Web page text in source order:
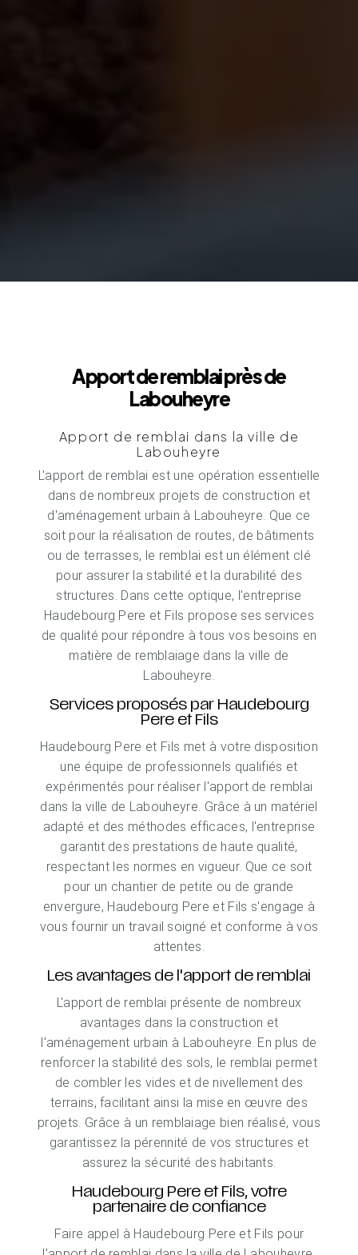
Apport de remblai près de
Labouheyre
Apport de remblai dans la ville de
Labouheyre
L'apport de remblai est une opération essentielle
dans de nombreux projets de construction et
d'aménagement urbain à Labouheyre. Que ce
soit pour la réalisation de routes, de bâtiments
ou de terrasses, le remblai est un élément clé
pour assurer la stabilité et la durabilité des
structures. Dans cette optique, l'entreprise
Haudebourg Pere et Fils propose ses services
de qualité pour répondre à tous vos besoins en
matière de remblaiage dans la ville de
Labouheyre.
Services proposés par Haudebourg
Pere et Fils
Haudebourg Pere et Fils met à votre disposition
une équipe de professionnels qualifiés et
expérimentés pour réaliser l'apport de remblai
dans la ville de Labouheyre. Grâce à un matériel
adapté et des méthodes efficaces, l'entreprise
garantit des prestations de haute qualité,
respectant les normes en vigueur. Que ce soit
pour un chantier de petite ou de grande
envergure, Haudebourg Pere et Fils s'engage à
vous fournir un travail soigné et conforme à vos
attentes.
Les avantages de l'apport de remblai
L'apport de remblai présente de nombreux
avantages dans la construction et
l'aménagement urbain à Labouheyre. En plus de
renforcer la stabilité des sols, le remblai permet
de combler les vides et de nivellement des
terrains, facilitant ainsi la mise en œuvre des
projets. Grâce à un remblaiage bien réalisé, vous
garantissez la pérennité de vos structures et
assurez la sécurité des habitants.
Haudebourg Pere et Fils, votre
partenaire de confiance
Faire appel à Haudebourg Pere et Fils pour